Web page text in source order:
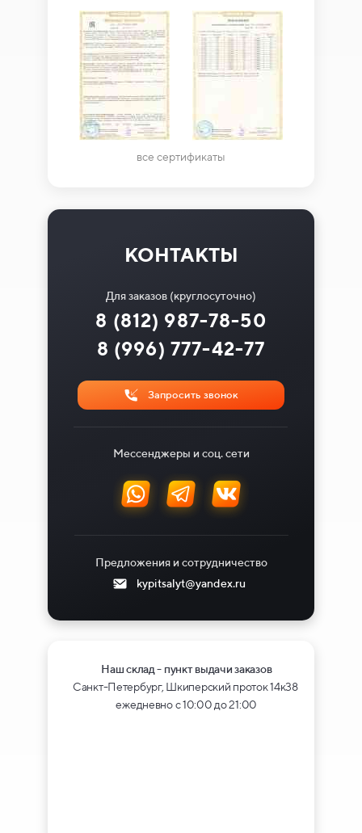
все сертификаты
КОНТАКТЫ
Для заказов (круглосуточно)
8 (996) 777-42-77
8 (812) 987-78-50
Запросить звонок
Мессенджеры и соц. сети
Предложения и сотрудничество
kypitsalyt@yandex.ru
Наш склад - пункт выдачи заказов
Санкт-Петербург, Шкиперский проток 14к38
ежедневно с 10:00 до 21:00